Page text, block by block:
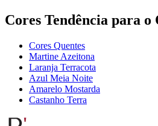
Cores Tendência para o
Cores Quentes
Martine Azeitona
Laranja Terracota
Azul Meia Noite
Amarelo Mostarda
Castanho Terra